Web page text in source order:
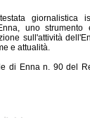
giornalistica
uno strumento
sull'attività
e attualità.
di Enna n. 90 del